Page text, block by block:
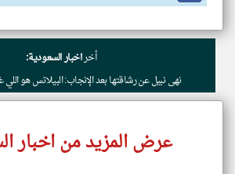
أخراخبار السعودية:
نهى نبيل عن رشاقتها بعد الإنجاب: البيلاتس هو
عرض المزيد من اخبار